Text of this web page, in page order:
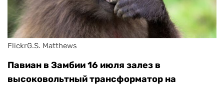
FlickrG.S. Matthews
Павиан в Замбии 16 июля залез в
высоковольтный трансформатор на